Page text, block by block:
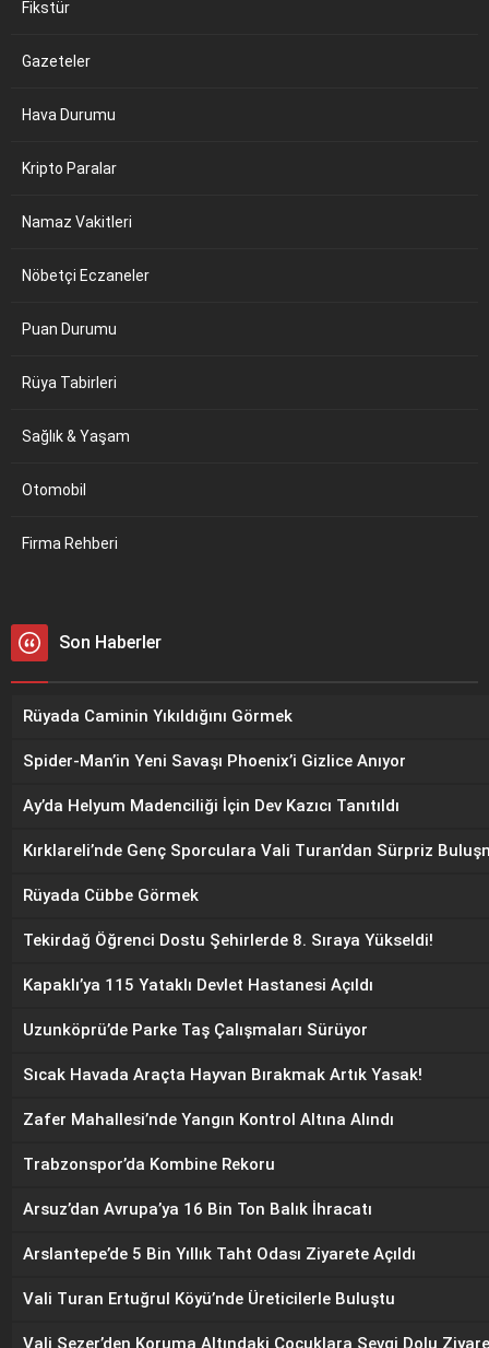
Fikstür
Gazeteler
Hava Durumu
Kripto Paralar
Namaz Vakitleri
Nöbetçi Eczaneler
Puan Durumu
Rüya Tabirleri
Sağlık & Yaşam
Otomobil
Firma Rehberi
Son Haberler
Rüyada Caminin Yıkıldığını Görmek
Spider-Man’in Yeni Savaşı Phoenix’i Gizlice Anıyor
Ay’da Helyum Madenciliği İçin Dev Kazıcı Tanıtıldı
Kırklareli’nde Genç Sporculara Vali Turan’dan Sürpriz
Rüyada Cübbe Görmek
Tekirdağ Öğrenci Dostu Şehirlerde 8. Sıraya Yükseldi!
Kapaklı’ya 115 Yataklı Devlet Hastanesi Açıldı
Uzunköprü’de Parke Taş Çalışmaları Sürüyor
Sıcak Havada Araçta Hayvan Bırakmak Artık Yasak!
Zafer Mahallesi’nde Yangın Kontrol Altına Alındı
Trabzonspor’da Kombine Rekoru
Arsuz’dan Avrupa’ya 16 Bin Ton Balık İhracatı
Arslantepe’de 5 Bin Yıllık Taht Odası Ziyarete Açıldı
Vali Turan Ertuğrul Köyü’nde Üreticilerle Buluştu